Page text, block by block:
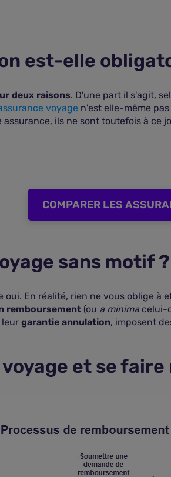
est-elle
deux raisons. D'une part il s'agit,
voyage n'est elle-même
ils ne sont toutefois à ce
COMPARER LES
sans motif ?
En réalité, rien ne vous oblige à
remboursement (ou a minima celui-
leur garantie annulation, imposent
et se